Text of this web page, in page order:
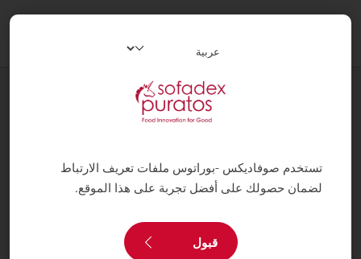
مستجدات
دورة تكوينية _ أزمور
تستخدم صوفاديكس -بوراتوس ملفات تعريف الارتباط
لضمان حصولك على أفضل تجربة على هذا الموقع.
قبول